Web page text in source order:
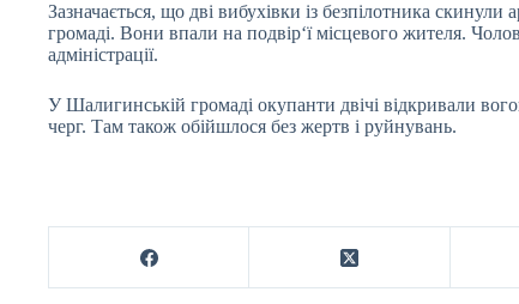
Зазначається, що дві вибухівки із безпілотника скинули
громаді. Вони впали на подвір‘ї місцевого жителя.
адміністрації.
У Шалигинській громаді окупанти двічі відкривали
черг. Там також обійшлося без жертв і руйнувань.